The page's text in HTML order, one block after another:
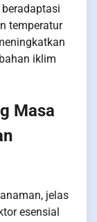
temperatur
iklim
Masa
jelas
esensial